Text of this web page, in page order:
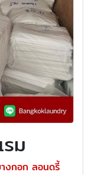
ม
งกอก ลอนดรี้